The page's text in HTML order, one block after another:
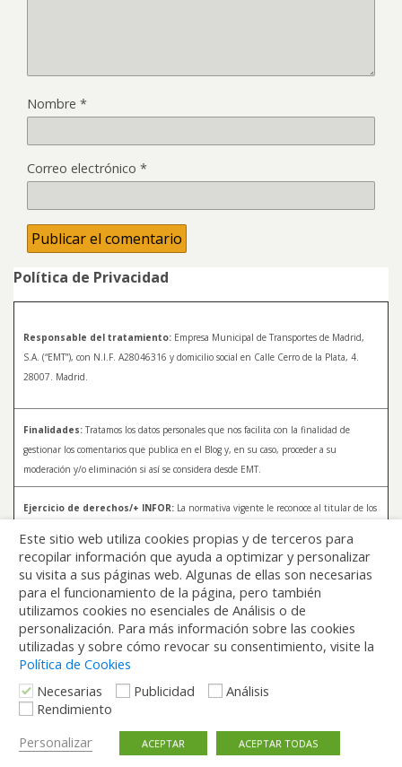
Nombre *
Correo electrónico *
Política de Privacidad
Responsable del tratamiento: Empresa Municipal de Transportes de Madrid,
S.A. (“EMT”), con N.I.F. A28046316 y domicilio social en Calle Cerro de la Plata, 4.
28007. Madrid.
Finalidades: Tratamos los datos personales que nos facilita con la finalidad de
gestionar los comentarios que publica en el Blog y, en su caso, proceder a su
moderación y/o eliminación si así se considera desde EMT.
Ejercicio de derechos/+ INFOR: La normativa vigente le reconoce al titular de los
rectificar y a solicitar la supresión de sus datos. Para más información sobre el
tratamiento de sus datos y la forma en que puede ejercer sus derechos, consulte la
Política de Privacidad de Blog EMT, disponible en:
blog.emtmadrid.es/politica-de-
privacidad
Móvil Escritorio
Este sitio web utiliza cookies propias y de terceros para
recopilar información que ayuda a optimizar y personalizar
su visita a sus páginas web. Algunas de ellas son necesarias
para el funcionamiento de la página, pero también
utilizamos cookies no esenciales de Análisis o de
personalización. Para más información sobre las cookies
utilizadas y sobre cómo revocar su consentimiento, visite la
Política de Cookies
Necesarias
Publicidad
Análisis
Rendimiento
Personalizar
ACEPTAR ACEPTAR TODAS